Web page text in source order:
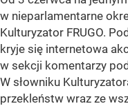
w nieparlamentarne
Kulturyzator FRUGO.
kryje się internetowa
w sekcji komentarzy
W słowniku
przekleństw wraz ze